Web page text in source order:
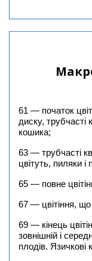
61 — початок
диску, трубчасті
кошика;
63 — трубчасті
цвітуть, пиляки і
65 — повне
67 — цвітіння, що
69 — кінець
зовнішній і
плодів. Язичкові